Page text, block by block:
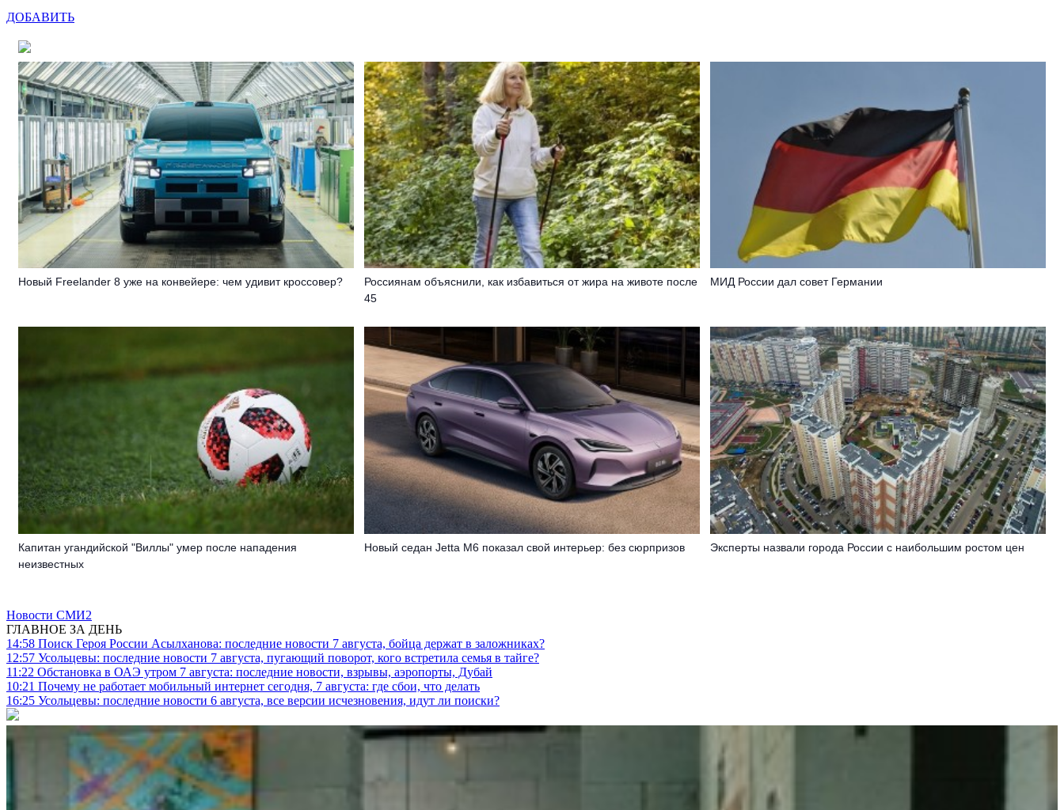
ДОБАВИТЬ
Новый Freelander 8 уже на конвейере: чем удивит кроссовер?
Россиянам объяснили, как избавиться от жира на животе после
45
МИД России дал совет Германии
Капитан угандийской "Виллы" умер после нападения
неизвестных
Новый седан Jetta M6 показал свой интерьер: без сюрпризов Эксперты назвали города России с наибольшим ростом цен
Новости СМИ2
ГЛАВНОЕ ЗА ДЕНЬ
14:58 Поиск Героя России Асылханова: последние новости 7 августа, бойца держат в заложниках?
12:57 Усольцевы: последние новости 7 августа, пугающий поворот, кого встретила семья в тайге?
11:22 Обстановка в ОАЭ утром 7 августа: последние новости, взрывы, аэропорты, Дубай
10:21 Почему не работает мобильный интернет сегодня, 7 августа: где сбои, что делать
16:25 Усольцевы: последние новости 6 августа, все версии исчезновения, идут ли поиски?